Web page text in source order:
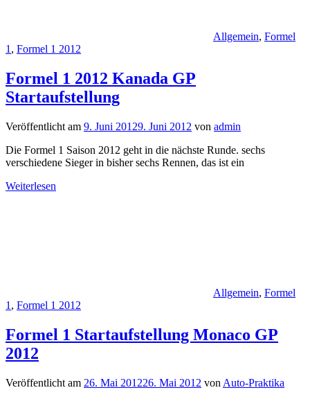
Allgemein, Formel
1 , Formel 1 2012
Formel 1 2012 Kanada GP
Startaufstellung
Veröffentlicht am 9. Juni 20129. Juni 2012 von admin
Die Formel 1 Saison 2012 geht in die nächste Runde. sechs
verschiedene Sieger in bisher sechs Rennen, das ist ein
Weiterlesen
Allgemein, Formel
1 , Formel 1 2012
Formel 1 Startaufstellung Monaco GP
2012
Veröffentlicht am 26. Mai 201226. Mai 2012 von Auto-Praktika